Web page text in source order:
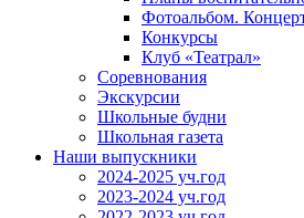
Фотоальбом.
Конкурсы
Клуб «Театрал»
Соревнования
Экскурсии
Школьные будни
Школьная газета
Наши выпускники
2024-2025 уч.год
2023-2024 уч.год